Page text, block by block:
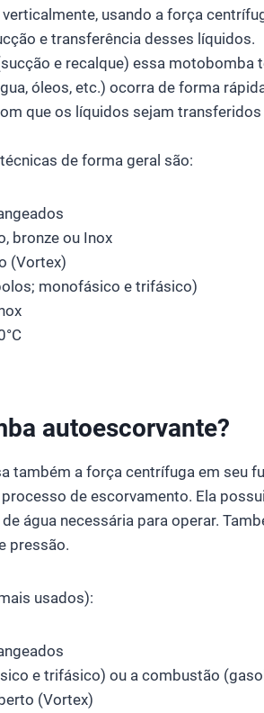
usando a força
e transferência desses líquidos.
e recalque) essa motobomba
óleos, etc.) ocorra de forma
que os líquidos sejam
de forma geral são:
bronze ou Inox
(Vortex)
monofásico e trifásico)
autoescorvante?
também a força centrífuga em seu
de escorvamento. Ela
água necessária para operar.
pressão.
usados):
e trifásico) ou a combustão
(Vortex)